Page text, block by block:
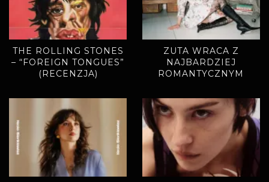
THE ROLLING STONES
– “FOREIGN TONGUES”
(RECENZJA)
ZUTA WRACA Z
NAJBARDZIEJ
ROMANTYCZNYM
LATA” ZAPOWIADAJĄ
NOWY ALBUM